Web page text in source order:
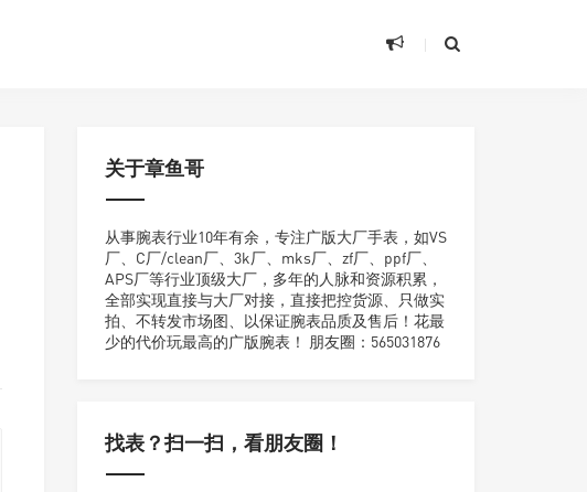
关于章鱼哥
从事腕表行业10年有余，专注广版大厂手表，如VS
厂、C厂/clean厂、3k厂、mks厂、zf厂、ppf厂、
APS厂等行业顶级大厂，多年的人脉和资源积累，
全部实现直接与大厂对接，直接把控货源、只做实
拍、不转发市场图、以保证腕表品质及售后！花最
少的代价玩最高的广版腕表！ 朋友圈：565031876
找表？扫一扫，看朋友圈！